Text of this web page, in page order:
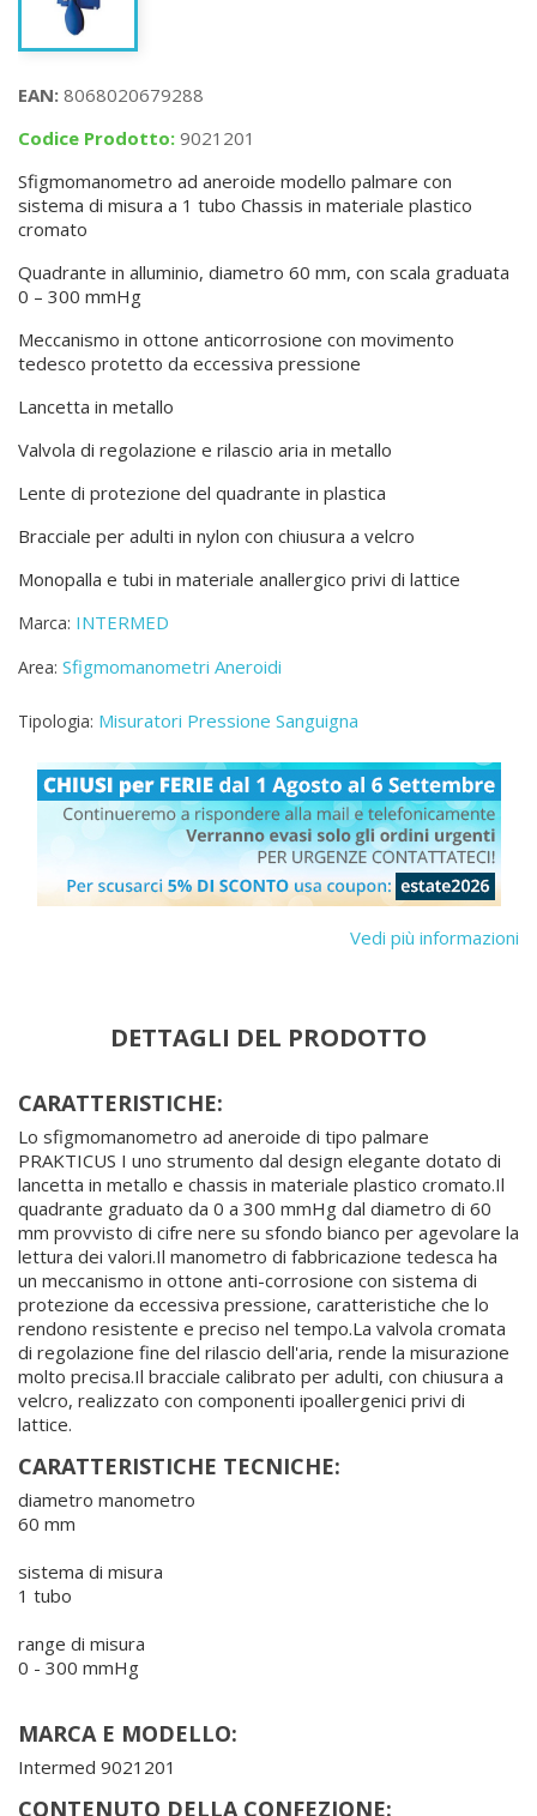
EAN: 8068020679288
Codice Prodotto: 9021201
Sfigmomanometro ad aneroide modello palmare con
sistema di misura a 1 tubo Chassis in materiale plastico
cromato
Quadrante in alluminio, diametro 60 mm, con scala graduata
0 – 300 mmHg
Meccanismo in ottone anticorrosione con movimento
tedesco protetto da eccessiva pressione
Lancetta in metallo
Valvola di regolazione e rilascio aria in metallo
Lente di protezione del quadrante in plastica
Bracciale per adulti in nylon con chiusura a velcro
Monopalla e tubi in materiale anallergico privi di lattice
Marca: INTERMED
Area: Sfigmomanometri Aneroidi
Tipologia: Misuratori Pressione Sanguigna
Vedi più informazioni
DETTAGLI DEL PRODOTTO
CARATTERISTICHE:
Lo sfigmomanometro ad aneroide di tipo palmare
PRAKTICUS I uno strumento dal design elegante dotato di
lancetta in metallo e chassis in materiale plastico cromato.Il
quadrante graduato da 0 a 300 mmHg dal diametro di 60
mm provvisto di cifre nere su sfondo bianco per agevolare la
lettura dei valori.Il manometro di fabbricazione tedesca ha
un meccanismo in ottone anti-corrosione con sistema di
protezione da eccessiva pressione, caratteristiche che lo
rendono resistente e preciso nel tempo.La valvola cromata
di regolazione fine del rilascio dell'aria, rende la misurazione
molto precisa.Il bracciale calibrato per adulti, con chiusura a
velcro, realizzato con componenti ipoallergenici privi di
lattice.
CARATTERISTICHE TECNICHE:
diametro manometro
60 mm
sistema di misura
1 tubo
range di misura
0 - 300 mmHg
MARCA E MODELLO:
Intermed 9021201
CONTENUTO DELLA CONFEZIONE: